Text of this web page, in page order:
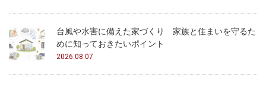
台風や水害に備えた家づくり 家族と住まいを守るた
めに知っておきたいポイント
2026.08.07